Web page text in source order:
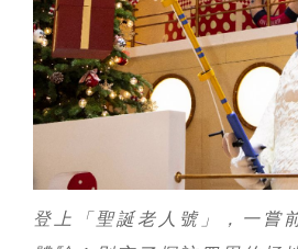
登上「聖誕老人號」，一嘗